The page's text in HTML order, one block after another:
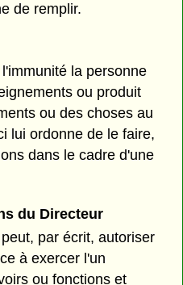
de remplir.
la personne
ou produit
ou des choses au
lui ordonne de le faire,
dans le cadre d'une
du Directeur
par écrit, autoriser
à exercer l'un
ou fonctions et